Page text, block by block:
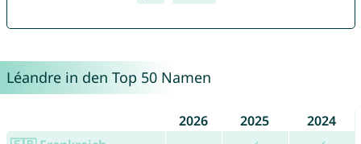
Léandre in den Top 50 Namen
2026 2025
2024